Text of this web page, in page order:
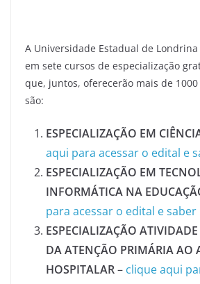
A Universidade Estadual de Londrina
em sete cursos de especialização
que, juntos, oferecerão mais de 1000
são:
ESPECIALIZAÇÃO EM
aqui para acessar o edital e
ESPECIALIZAÇÃO EM
INFORMÁTICA NA
para acessar o edital e saber
ESPECIALIZAÇÃO
DA ATENÇÃO PRIMÁRIA AO
HOSPITALAR– clique aqui